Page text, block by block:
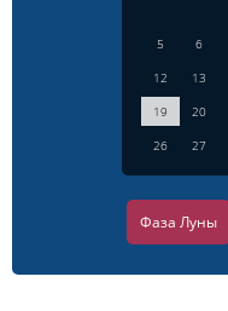
5
6
12
13
19
20
26
27
Фаза Луны